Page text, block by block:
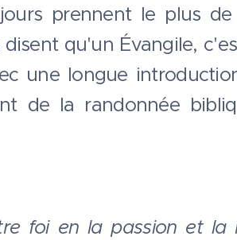
prennent le plus de
qu'un Évangile,
une longue
de la randonnée
foi en la passion et la